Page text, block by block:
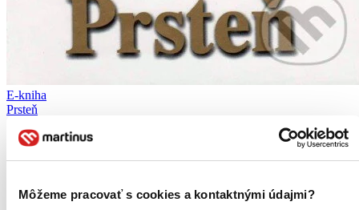
Môžeme pracovať s cookies a kontaktnými údajmi?
E-kniha
Prsteň
Viliam Turčány
Viliam Turčány patrí medzi najvýznamnejších predstaviteľom staršej
býva dobrým zvykom pri príležitosti životného jubilea